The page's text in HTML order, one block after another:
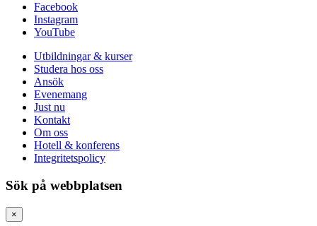
Facebook
Instagram
YouTube
Utbildningar & kurser
Studera hos oss
Ansök
Evenemang
Just nu
Kontakt
Om oss
Hotell & konferens
Integritetspolicy
Sök på webbplatsen
×